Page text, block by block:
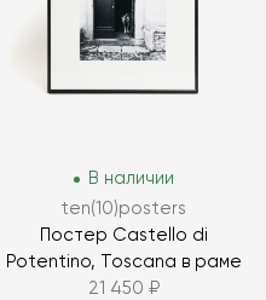
В наличии
ten(10)posters
Постер Castello di
Potentino, Toscana в раме
21 450 ₽